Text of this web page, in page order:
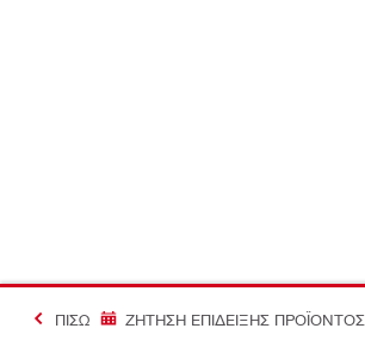
ΠΊΣΩ ΖΗΤΗΣΗ ΕΠΙΔΕΙΞΗΣ ΠΡΟΪΟΝΤΟΣ